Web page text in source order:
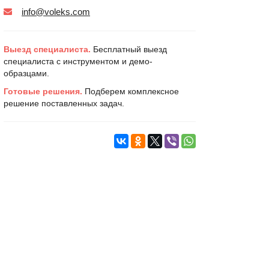
info@voleks.com
Выезд специалиста. Бесплатный выезд
специалиста с инструментом и демо-
образцами.
Готовые решения. Подберем комплексное
решение поставленных задач.